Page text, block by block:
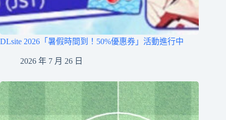
DLsite 2026「暑假時間到！50%優惠券」活動進行中
2026 年 7 月 26 日